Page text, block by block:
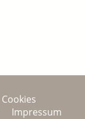
Cookies
Impressum